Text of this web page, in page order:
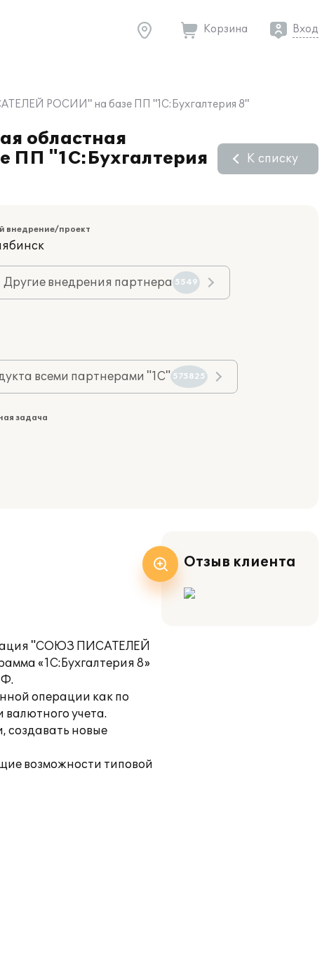
Корзина Вход
РОСИИ" на базе ПП "1С:Бухгалтерия 8"
областная
ПП "1С:Бухгалтерия
К списку
внедрение/проект
Другие внедрения партнера 5549
всеми партнерами "1С" 575825
задача
"СОЮЗ ПИСАТЕЛЕЙ
«1С:Бухгалтерия 8»
операции как по
валютного учета.
создавать новые
возможности типовой
Отзыв клиента